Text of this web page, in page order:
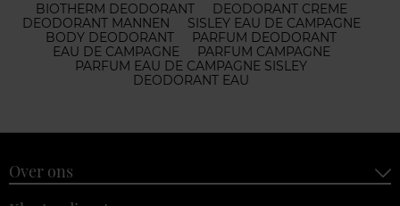
BIOTHERM DEODORANT
DEODORANT CREME
DEODORANT MANNEN
SISLEY EAU DE CAMPAGNE
BODY DEODORANT
PARFUM DEODORANT
EAU DE CAMPAGNE
PARFUM CAMPAGNE
PARFUM EAU DE CAMPAGNE SISLEY
DEODORANT EAU
Over ons